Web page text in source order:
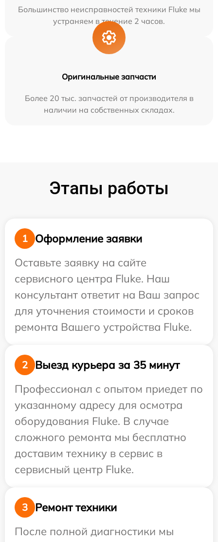
Большинство неисправностей техники Fluke мы
устраняем в течение 2 часов.
Оригинальные запчасти
Более 20 тыс. запчастей от производителя в
наличии на собственных складах.
Этапы работы
1
Оформление заявки
Оставьте заявку на сайте
сервисного центра Fluke. Наш
консультант ответит на Ваш запрос
для уточнения стоимости и сроков
ремонта Вашего устройства Fluke.
2
Выезд курьера за 35 минут
Профессионал с опытом приедет по
указанному адресу для осмотра
оборудования Fluke. В случае
сложного ремонта мы бесплатно
доставим технику в сервис в
сервисный центр Fluke.
3
Ремонт техники
После полной диагностики мы